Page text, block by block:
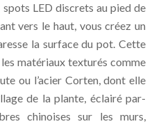
spots LED discrets au pied de
vers le haut, vous créez un
la surface du pot. Cette
matériaux texturés comme
ou l’acier Corten, dont elle
de la plante, éclairé par-
chinoises sur les murs,